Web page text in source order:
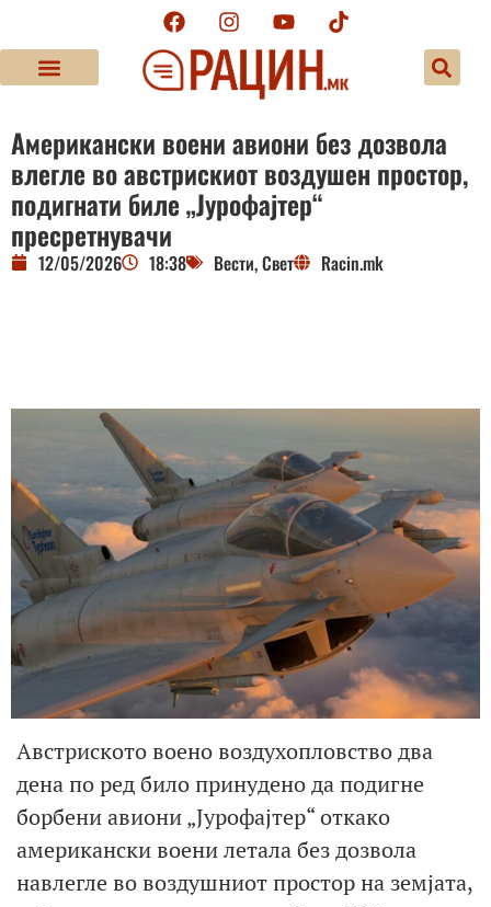
Американски воени авиони без дозвола
влегле во австрискиот воздушен простор,
подигнати биле „Јурофајтер“
пресретнувачи
12/05/2026 18:38 Вести,Свет Racin.mk
Австриското воено воздухопловство два
дена по ред било принудено да подигне
борбени авиони „Јурофајтер“ откако
американски воени летала без дозвола
навлегле во воздушниот простор на земјата,